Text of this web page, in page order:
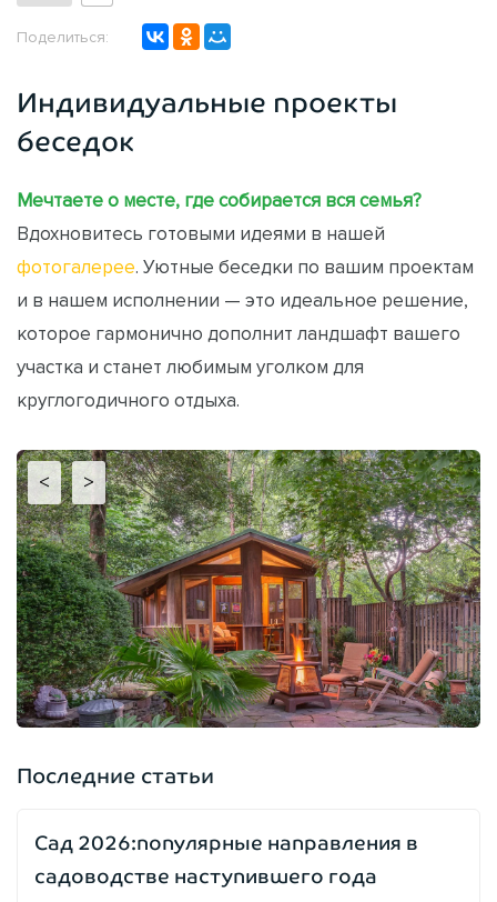
Поделиться:
Индивидуальные проекты
беседок
Мечтаете о месте, где собирается вся семья?
Вдохновитесь готовыми идеями в нашей
фотогалерее. Уютные беседки по вашим проектам
и в нашем исполнении — это идеальное решение,
которое гармонично дополнит ландшафт вашего
участка и станет любимым уголком для
круглогодичного отдыха.
< >
Последние статьи
Сад 2026:популярные направления в
садоводстве наступившего года